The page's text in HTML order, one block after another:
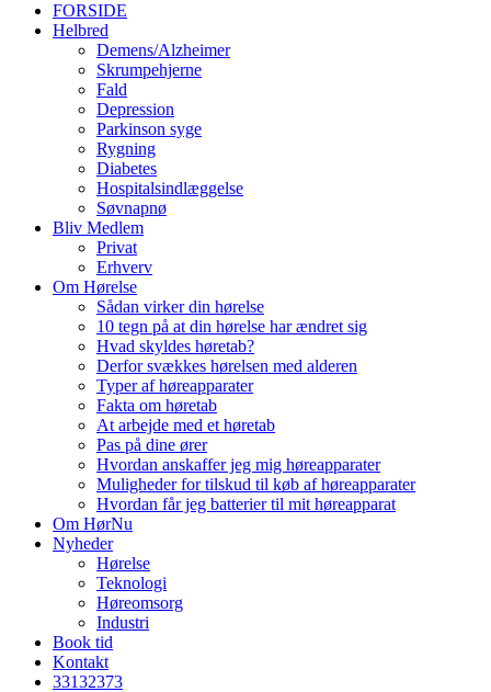
FORSIDE
Helbred
Demens/Alzheimer
Skrumpehjerne
Fald
Depression
Parkinson syge
Rygning
Diabetes
Hospitalsindlæggelse
Søvnapnø
Bliv Medlem
Privat
Erhverv
Om Hørelse
Sådan virker din hørelse
10 tegn på at din hørelse har ændret sig
Hvad skyldes høretab?
Derfor svækkes hørelsen med alderen
Typer af høreapparater
Fakta om høretab
At arbejde med et høretab
Pas på dine ører
Hvordan anskaffer jeg mig høreapparater
Muligheder for tilskud til køb af høreapparater
Hvordan får jeg batterier til mit høreapparat
Om HørNu
Nyheder
Hørelse
Teknologi
Høreomsorg
Industri
Book tid
Kontakt
33132373